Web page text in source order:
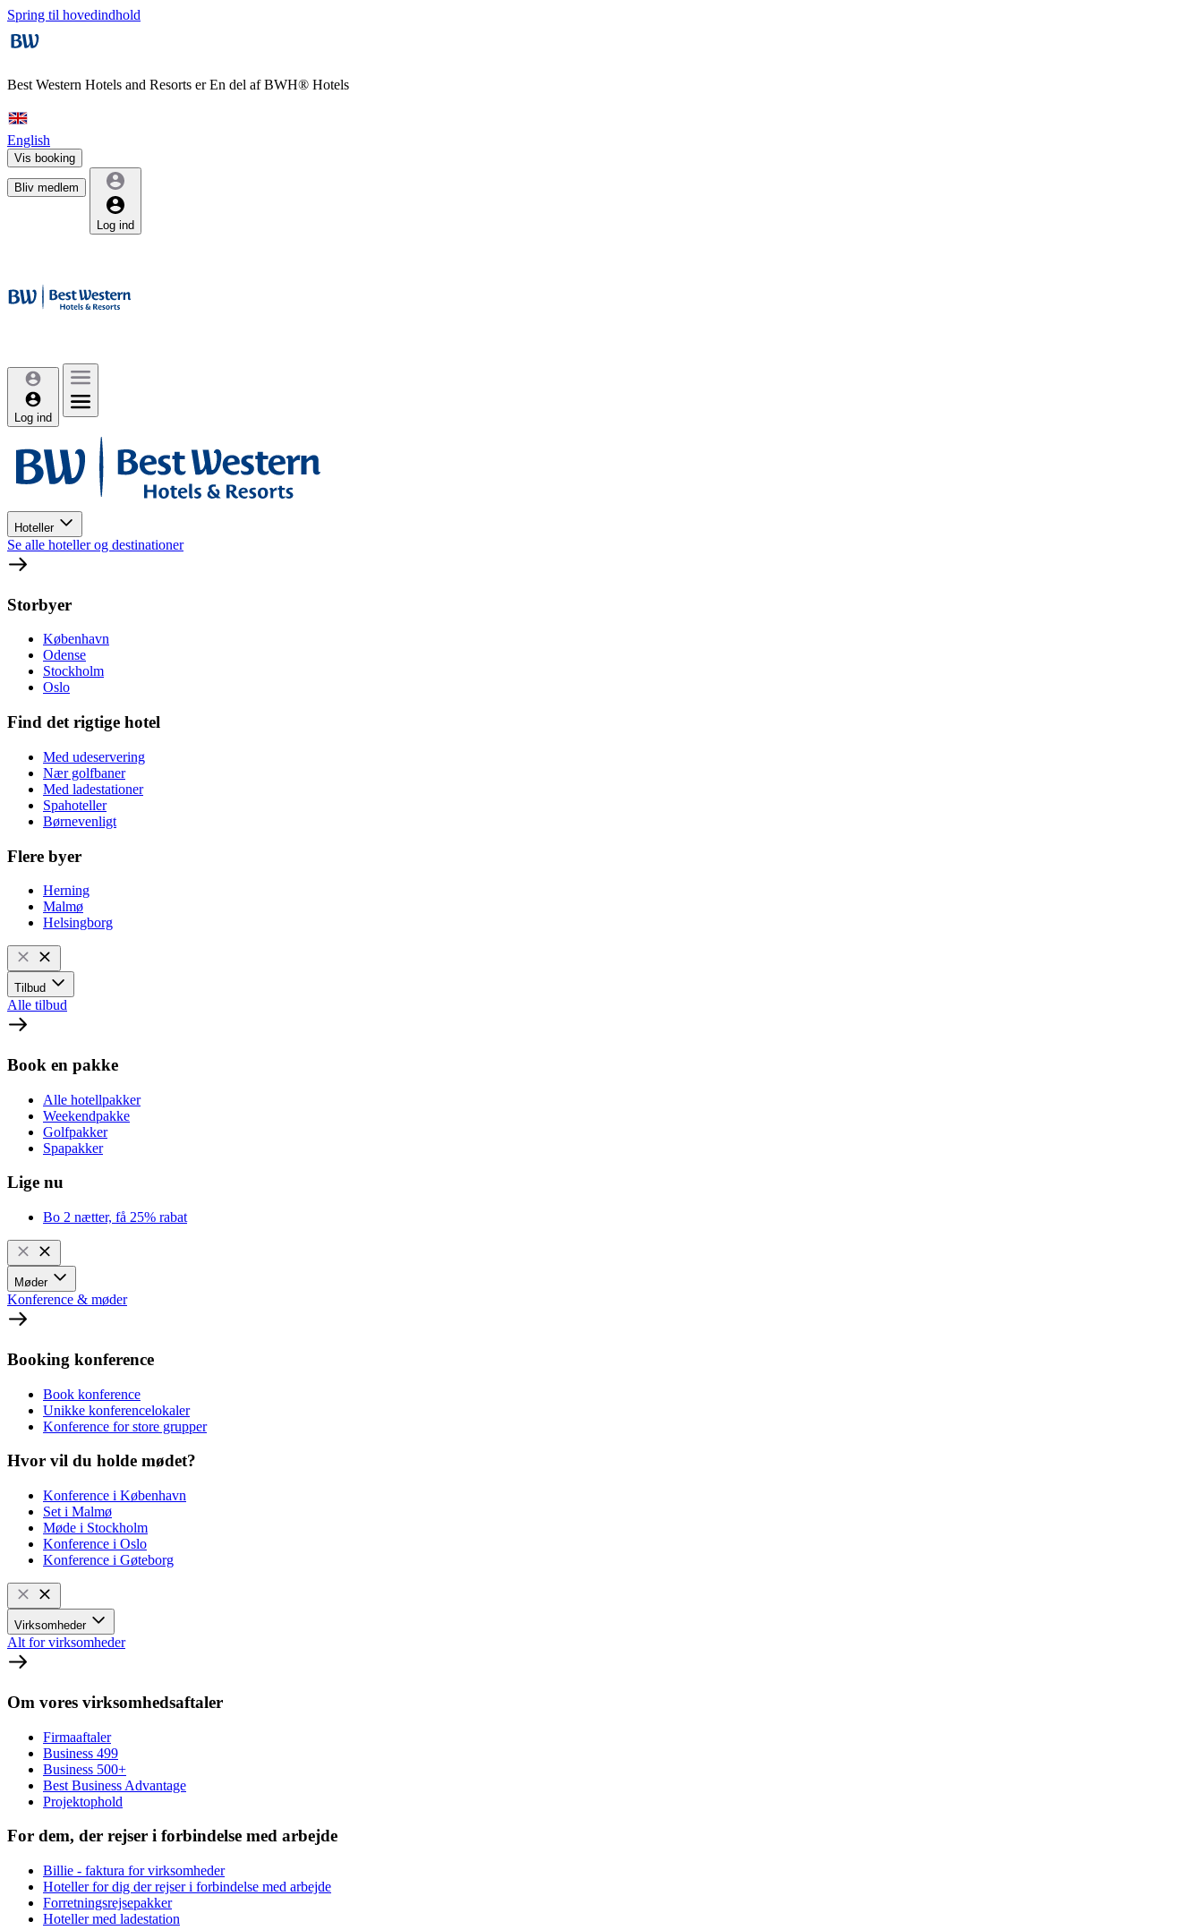
Spring til hovedindhold
Best Western Hotels and Resorts erEn del af BWH® Hotels
English
Vis booking
Bliv medlem
Log ind
Log ind
Hoteller
Se alle hoteller og destinationer
Storbyer
København
Odense
Stockholm
Oslo
Find det rigtige hotel
Med udeservering
Nær golfbaner
Med ladestationer
Spahoteller
Børnevenligt
Flere byer
Herning
Malmø
Helsingborg
Tilbud
Alle tilbud
Book en pakke
Alle hotellpakker
Weekendpakke
Golfpakker
Spapakker
Lige nu
Bo 2 nætter, få 25% rabat
Møder
Konference & møder
Booking konference
Book konference
Unikke konferencelokaler
Konference for store grupper
Hvor vil du holde mødet?
Konference i København
Set i Malmø
Møde i Stockholm
Konference i Oslo
Konference i Gøteborg
Virksomheder
Alt for virksomheder
Om vores virksomhedsaftaler
Firmaaftaler
Business 499
Business 500+
Best Business Advantage
Projektophold
For dem, der rejser i forbindelse med arbejde
Billie - faktura for virksomheder
Hoteller for dig der rejser i forbindelse med arbejde
Forretningsrejsepakker
Hoteller med ladestation